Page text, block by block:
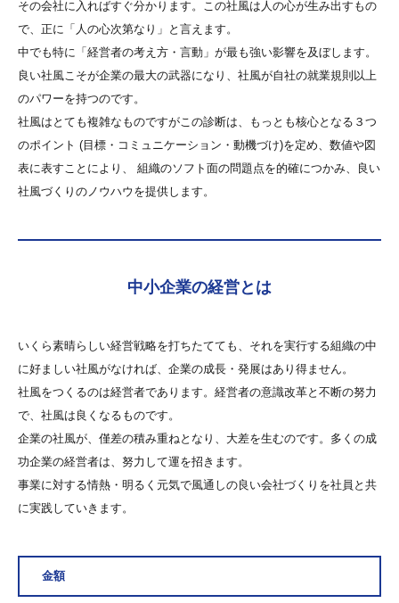
その会社に入ればすぐ分かります。この社風は人の心が生み出すもの
で、正に「人の心次第なり」と言えます。
中でも特に「経営者の考え方・言動」が最も強い影響を及ぼします。
良い社風こそが企業の最大の武器になり、社風が自社の就業規則以上
のパワーを持つのです。
社風はとても複雑なものですがこの診断は、もっとも核心となる３つ
のポイント (目標・コミュニケーション・動機づけ)を定め、数値や図
表に表すことにより、 組織のソフト面の問題点を的確につかみ、良い
社風づくりのノウハウを提供します。
中小企業の経営とは
いくら素晴らしい経営戦略を打ちたてても、それを実行する組織の中
に好ましい社風がなければ、企業の成長・発展はあり得ません。
社風をつくるのは経営者であります。経営者の意識改革と不断の努力
で、社風は良くなるものです。
企業の社風が、僅差の積み重ねとなり、大差を生むのです。多くの成
功企業の経営者は、努力して運を招きます。
事業に対する情熱・明るく元気で風通しの良い会社づくりを社員と共
に実践していきます。
金額